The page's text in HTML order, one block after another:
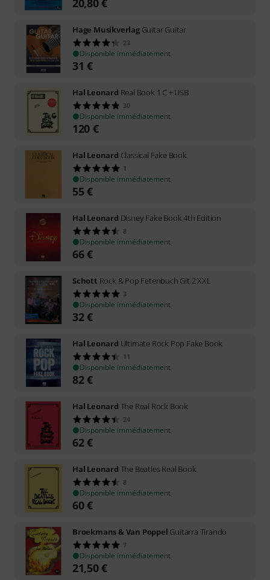
20,80€
Hage Musikverlag Guitar Guitar
23
Disponible immédiatement
31 €
Hal Leonard Real Book 1 C + USB
30
Disponible immédiatement
120 €
Hal Leonard Classical Fake Book
1
Disponible immédiatement
55€
Hal Leonard Disney Fake Book 4th Edition
8
Disponible immédiatement
66€
Schott Rock & Pop Fetenbuch Git.2 XXL
3
Disponible immédiatement
32€
Hal Leonard Ultimate Rock Pop Fake Book
11
Disponible immédiatement
82€
Hal Leonard The Real Rock Book
24
Disponible immédiatement
62€
Hal Leonard The Beatles Real Book
8
Disponible immédiatement
60€
Broekmans & Van Poppel Guitarra Tirando
7
Disponible immédiatement
21,50€